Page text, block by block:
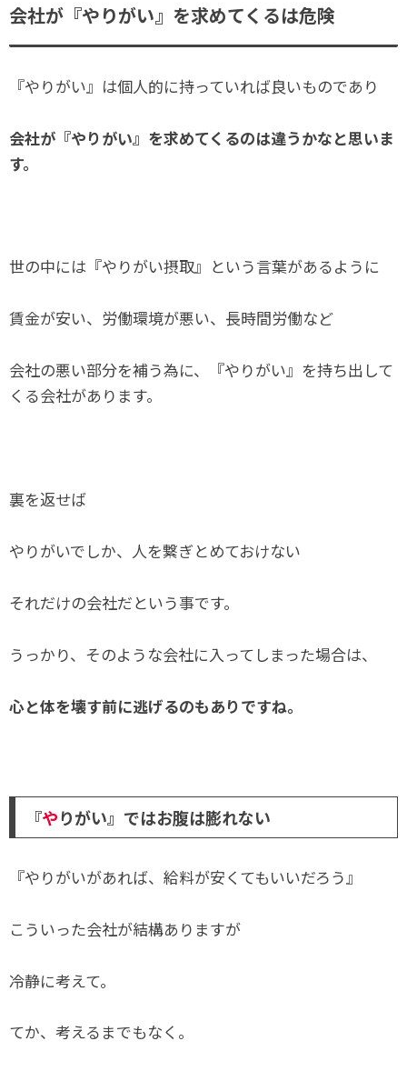
会社が『やりがい』を求めてくるは危険
『やりがい』は個人的に持っていれば良いものであり
会社が『やりがい』を求めてくるのは違うかなと思いま
す。
世の中には『やりがい摂取』という言葉があるように
賃金が安い、労働環境が悪い、長時間労働など
会社の悪い部分を補う為に、『やりがい』を持ち出して
くる会社があります。
裏を返せば
やりがいでしか、人を繋ぎとめておけない
それだけの会社だという事です。
うっかり、そのような会社に入ってしまった場合は、
心と体を壊す前に逃げるのもありですね。
『やりがい』ではお腹は膨れない
『やりがいがあれば、給料が安くてもいいだろう』
こういった会社が結構ありますが
冷静に考えて。
てか、考えるまでもなく。